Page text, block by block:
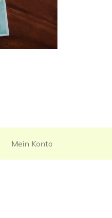
Mein Konto